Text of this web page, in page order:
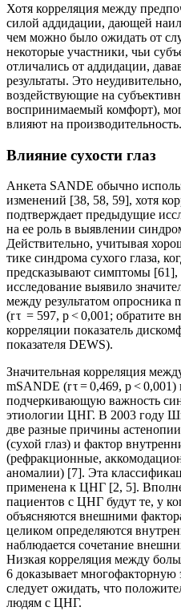
Хотя корреляция между
силой аддидации, дающей
чем можно было ожидать от
некоторые участники, чьи
отличались от аддидации,
результаты. Это
воздействующие на
воспринимаемый комфорт),
влия­ют на производительность.
Влияние сухости глаз
Анкета SANDE обычно
изменений [38, 58, 59], хотя
подтверждает предыдущие
на ее роль в выявлении
Действительно, учитывая
тике синдрома сухого глаза,
предсказывают симптомы [61],
исследование выявило
между результатом
(r τ = 597, p < 0,001; обратите
корреляции показатель
показателя DEWS).
Значительная корреляция
mSANDE (r τ = 0,469, p <
подчеркивающую важность
этиологии ЦНГ. В 2003 году
две разные причины
(сухой глаз) и фактор
(рефракционные,
аномалии) [7]. Эта
применена к ЦНГ [2, 5]. Вполне
пациентов с ЦНГ будут те, у
объясняются внешними
целиком определяются
наблюдается сочетание
Низкая корреляция между
6 доказывает
следует ожидать, что
людям с ЦНГ.